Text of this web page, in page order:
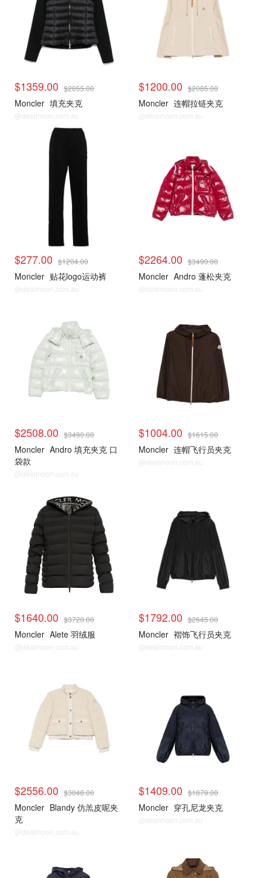
$1359.00 $2055.00
Moncler 填充夹克
@dealmoon.com.au
$1200.00 $2085.00
Moncler 连帽拉链夹克
@dealmoon.com.au
$277.00 $1204.00
Moncler 贴花logo运动裤
@dealmoon.com.au
$2264.00 $3490.00
Moncler Andro 蓬松夹克
@dealmoon.com.au
$2508.00 $3490.00
Moncler Andro 填充夹克 口
袋款
@dealmoon.com.au
$1004.00 $1615.00
Moncler 连帽飞行员夹克
@dealmoon.com.au
$1640.00 $3720.00
Moncler Alete 羽绒服
@dealmoon.com.au
$1792.00 $2645.00
Moncler 褶饰飞行员夹克
@dealmoon.com.au
$2556.00 $3048.00
Moncler Blandy 仿羔皮呢夹
克
@dealmoon.com.au
$1409.00 $1879.00
Moncler 穿孔尼龙夹克
@dealmoon.com.au